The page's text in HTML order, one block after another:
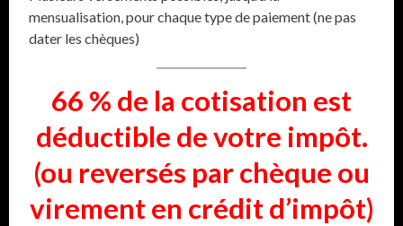
mensualisation, pour chaque type de paiement (ne pas
dater les chèques)
66 % de la cotisation est
déductible de votre impôt.
(ou reversés par chèque ou
virement en crédit d’impôt)